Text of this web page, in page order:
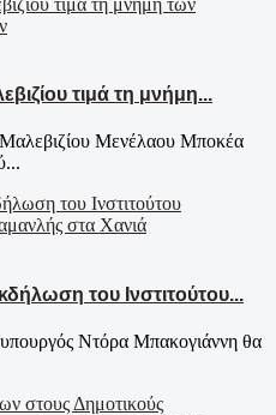
τιμά τη μνήμη...
Μενέλαου Μποκέα
του Ινστιτούτου...
Ντόρα Μπακογιάννη θα